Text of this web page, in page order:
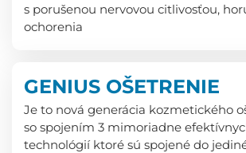
s porušenou nervovou citlivosťou,
ochorenia
GENIUS OŠETRENIE
Je to nová generácia kozmetického
so spojením 3 mimoriadne
technológií ktoré sú spojené do